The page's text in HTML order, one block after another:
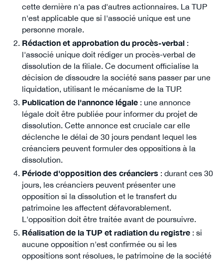
cette dernière n'a pas d'autres actionnaires. La TUP
n'est applicable que si l'associé unique est une
personne morale.
Rédaction et approbation du procès-verbal:
l'associé unique doit rédiger un procès-verbal de
dissolution de la filiale. Ce document officialise la
décision de dissoudre la société sans passer par une
liquidation, utilisant le mécanisme de la TUP.
Publication de l'annonce légale: une annonce
légale doit être publiée pour informer du projet de
dissolution. Cette annonce est cruciale car elle
déclenche le délai de 30 jours pendant lequel les
créanciers peuvent formuler des oppositions à la
dissolution.
Période d'opposition des créanciers : durant ces 30
jours, les créanciers peuvent présenter une
opposition si la dissolution et le transfert du
patrimoine les affectent défavorablement.
L'opposition doit être traitée avant de poursuivre.
Réalisation de la TUP et radiation du registre: si
aucune opposition n'est confirmée ou si les
oppositions sont résolues, le patrimoine de la société